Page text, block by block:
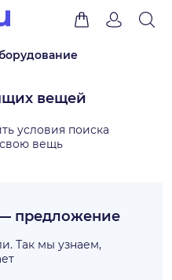
вещей
условия поиска
свою вещь
— предложение
Так мы узнаем,